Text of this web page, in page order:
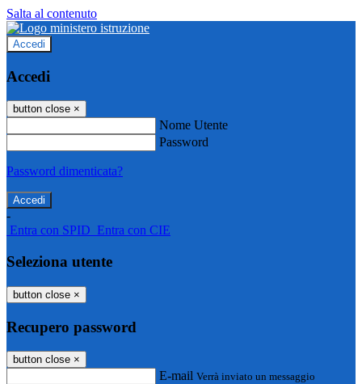
Salta al contenuto
Accedi
Accedi
button close ×
Nome Utente
Password
Password dimenticata?
-
Entra con SPID Entra con CIE
Seleziona utente
button close ×
Recupero password
button close ×
E-mail Verrà inviato un messaggio